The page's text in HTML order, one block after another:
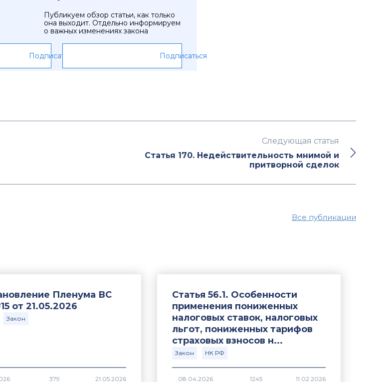
Публикуем обзор статьи, как только
она выходит. Отдельно информируем
о важных изменениях закона
Подписаться Подписаться
Следующая статья
Статья 170. Недействительность мнимой и
притворной сделок
Все публикации
Пленума ВС
от 21.05.2026
Закон
379
Статья 56.1. Особенности
применения пониженных
налоговых ставок, налоговых
льгот, пониженных тарифов
страховых взносов н...
Закон НК РФ
1245